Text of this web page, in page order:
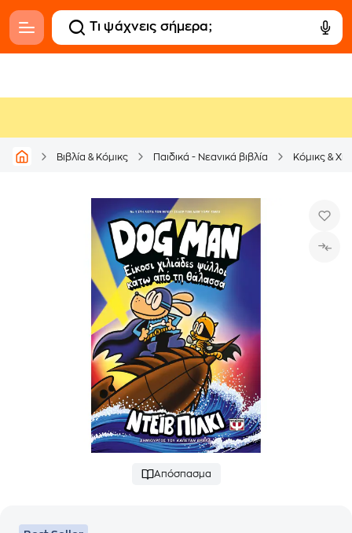
Βιβλία & Κόμικς Παιδικά - Νεανικά βιβλία Κόμικς &
Απόσπασμα